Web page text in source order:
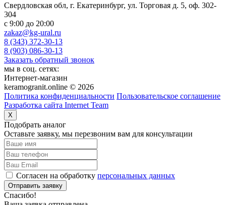
Свердловская обл, г. Екатеринбург, ул. Торговая д. 5, оф. 302-
304
c 9:00 до 20:00
zakaz@kg-ural.ru
8 (343) 372-30-13
8 (903) 086-30-13
Заказать обратный звонок
мы в соц. сетях:
Интернет-магазин
keramogranit.online © 2026
Политика конфиденциальности Пользовательское соглашение
Разработка сайта Internet Team
X
Подобрать аналог
Оставьте заявку, мы перезвоним вам для консультации
Согласен на обработку персональных данных
Отправить заявку
Спасибо!